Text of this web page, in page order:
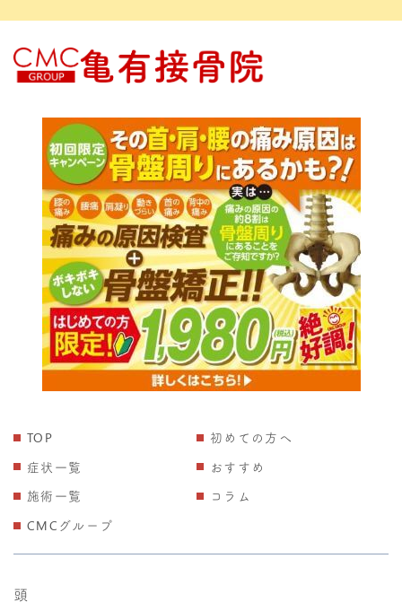
TOP
初めての方へ
症状一覧
おすすめ
施術一覧
コラム
CMCグループ
頭